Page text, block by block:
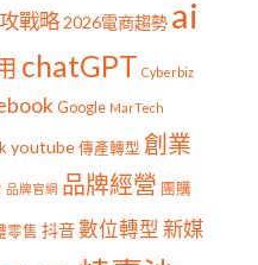
戰略2026電商趨勢 ai
chatGPT Cyberbiz
Google MarTech
youtube 傳產轉型 創業
品牌官網 品牌經營 團購
零售 抖音數位轉型 新媒